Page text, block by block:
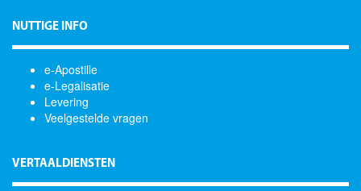
NUTTIGE INFO
e-Apostille
e-Legalisatie
Levering
Veelgestelde vragen
VERTAALDIENSTEN